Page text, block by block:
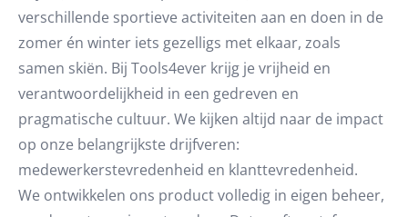
verschillende sportieve activiteiten aan en doen in de
zomer én winter iets gezelligs met elkaar, zoals
samen skiën. Bij Tools4ever krijg je vrijheid en
verantwoordelijkheid in een gedreven en
pragmatische cultuur. We kijken altijd naar de impact
op onze belangrijkste drijfveren:
medewerkerstevredenheid en klanttevredenheid.
We ontwikkelen ons product volledig in eigen beheer,